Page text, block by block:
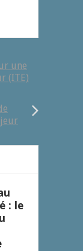
une
(ITE)
: le